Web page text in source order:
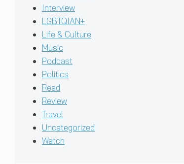
Interview
LGBTQIAN+
Life & Culture
Music
Podcast
Politics
Read
Review
Travel
Uncategorized
Watch